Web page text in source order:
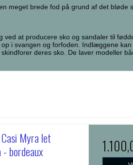
meget brede fod på grund af det bløde
at producere sko og sandaler til
i svangen og forfoden. Indlæggene kan
deres sko. De laver modeller
Myra let
bordeaux